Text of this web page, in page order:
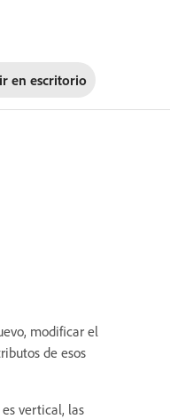
en escritorio
modificar el
de esos
vertical, las